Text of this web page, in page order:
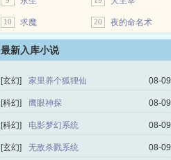
10 求魔 20 夜的命名术
最新入库小说
[玄幻] 家里养个狐狸仙 08-09
[科幻] 鹰眼神探 08-09
[科幻] 电影梦幻系统 08-09
[玄幻] 无敌杀戮系统 08-09